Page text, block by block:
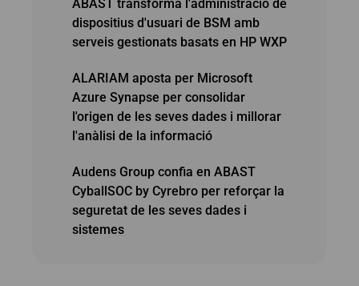
ABAST transforma l'administració de
dispositius d'usuari de BSM amb
serveis gestionats basats en HP WXP
ALARIAM aposta per Microsoft
Azure Synapse per consolidar
l'origen de les seves dades i millorar
l'anàlisi de la informació
Audens Group confia en ABAST
CyballSOC by Cyrebro per reforçar la
seguretat de les seves dades i
sistemes